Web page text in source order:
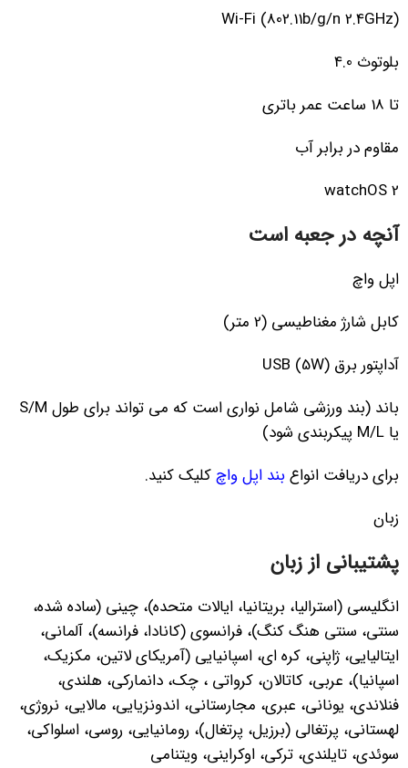
Wi-Fi (802.11b/g/n 2.4GHz)
بلوتوث 4.0
تا 18 ساعت عمر باتری
مقاوم در برابر آب
watchOS 2
آنچه در جعبه است
اپل واچ
کابل شارژ مغناطیسی (2 متر)
آداپتور برق USB (5W)
باند (بند ورزشی شامل نواری است که می تواند برای طول S/M
یا M/L پیکربندی شود)
برای دریافت انواعبند اپل واچکلیک کنید.
زبان
پشتیبانی از زبان
انگلیسی (استرالیا، بریتانیا، ایالات متحده)، چینی (ساده شده،
سنتی، سنتی هنگ کنگ)، فرانسوی (کانادا، فرانسه)، آلمانی،
ایتالیایی، ژاپنی، کره ای، اسپانیایی (آمریکای لاتین، مکزیک،
اسپانیا)، عربی، کاتالان، کرواتی ، چک، دانمارکی، هلندی،
فنلاندی، یونانی، عبری، مجارستانی، اندونزیایی، مالایی، نروژی،
لهستانی، پرتغالی (برزیل، پرتغال)، رومانیایی، روسی، اسلواکی،
سوئدی، تایلندی، ترکی، اوکراینی، ویتنامی